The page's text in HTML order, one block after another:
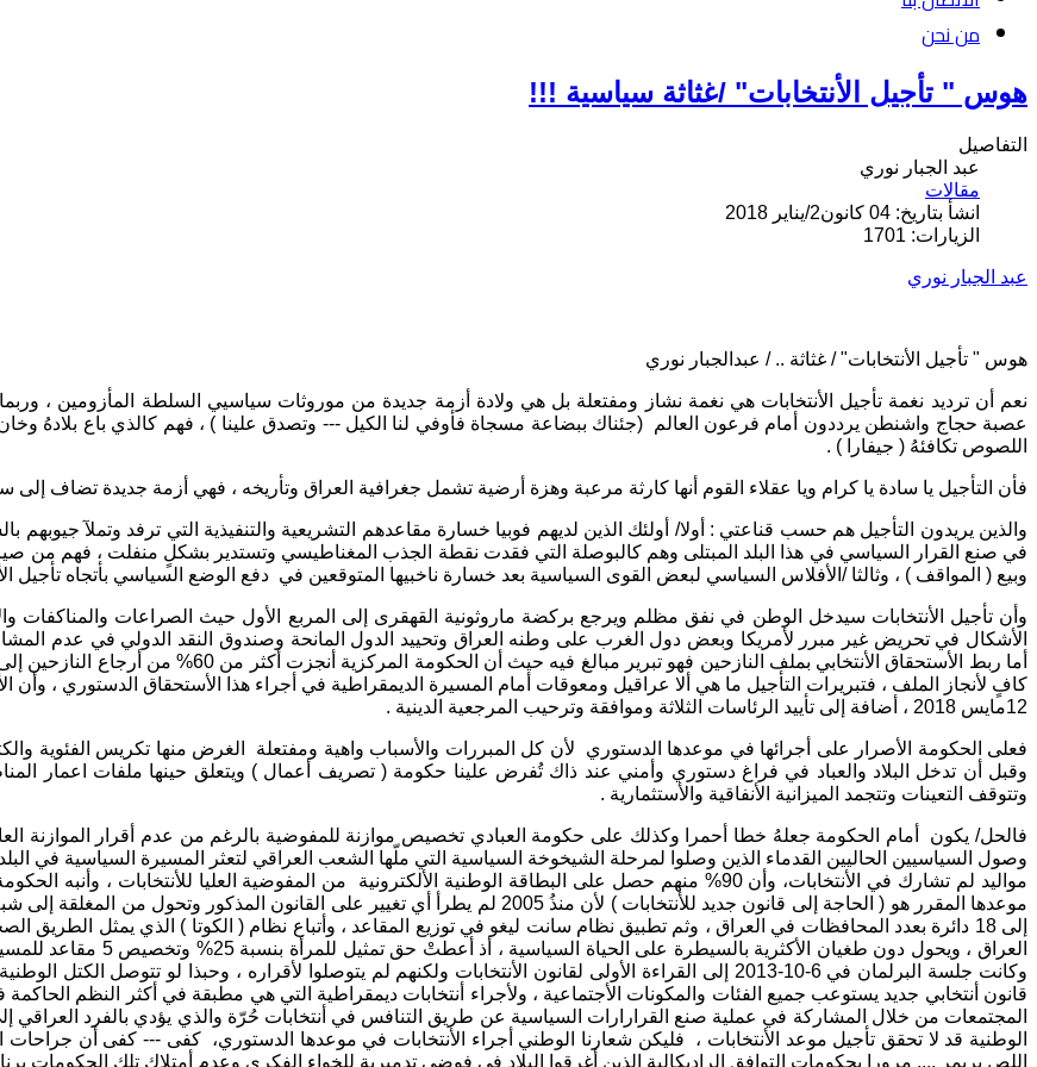
من نحن
هوس " تأجيل الأنتخابات" /غثاثة سياسية !!!
التفاصيل
عبد الجبار نوري
مقالات
انشأ بتاريخ: 04 كانون2/يناير 2018
الزيارات: 1701
عبد الجبار نوري
هوس " تأجيل الأنتخابات" / غثاثة .. / عبدالجبار نوري
نعم أن ترديد نغمة تأجيل الأنتخابات هي نغمة نشاز ومفتعلة بل هي ولادة أزمة جديدة من موروثات سياسيي السلطة المأزومين ،
عصبة حجاج واشنطن يرددون أمام فرعون العالم (جئناك ببضاعة مسجاة فأوفي لنا الكيل --- وتصدق علينا ) ، فهم كالذي باع بلادهُ
اللصوص تكافئهُ ( جيفارا ) .
فأن التأجيل يا سادة يا كرام ويا عقلاء القوم أنها كارثة مرعبة وهزة أرضية تشمل جغرافية العراق وتأريخه ، فهي أزمة جديدة تضاف
والذين يريدون التأجيل هم حسب قناعتي : أولا/ أولئك الذين لديهم فوبيا خسارة مقاعدهم التشريعية والتنفيذية التي ترفد وتملآ
في صنع القرار السياسي في هذا البلد المبتلى وهم كالبوصلة التي فقدت نقطة الجذب المغناطيسي وتستدير بشكلٍ منفلت ، فهم من
وبيع ( المواقف ) ، وثالثا /الأفلاس السياسي لبعض القوى السياسية بعد خسارة ناخبيها المتوقعين في دفع الوضع السياسي بأتجاه
وأن تأجيل الأنتخابات سيدخل الوطن في نفق مظلم ويرجع بركضة ماروثونية القهقرى إلى المربع الأول حيث الصراعات والمناكفات
الأشكال في تحريض غير مبرر لأمريكا وبعض دول الغرب على وطنه العراق وتحييد الدول المانحة وصندوق النقد الدولي في عدم
أما ربط الأستحقاق الأنتخابي بملف النازحين فهو
كافٍ لأنجاز الملف ، فتبريرات التأجيل ما هي ألا عراقيل ومعوقات أمام المسيرة الديمقراطية في أجراء هذا الأستحقاق الدستوري ،
12مايس 2018 ، أضافة إلى تأييد الرئاسات الثلاثة وموافقة وترحيب المرجعية الدينية .
فعلى الحكومة الأصرار على أجرائها في موعدها الدستوري لأن كل المبررات والأسباب واهية ومفتعلة الغرض منها تكريس الفئوية
وقبل أن تدخل البلاد والعباد في فراغ دستوري وأمني عند ذاك تُفرض علينا حكومة ( تصريف أعمال ) ويتعلق حينها ملفات اعمار
وتتوقف التعينات وتتجمد الميزانية الأنفاقية والأستثمارية .
فالحل/ يكون أمام الحكومة جعلهُ خطا أحمرا وكذلك على حكومة العبادي تخصيص موازنة للمفوضية بالرغم من عدم أقرار الموازنة
وصول السياسيين الحاليين القدماء الذين وصلوا لمرحلة الشيخوخة السياسية التي ملّها الشعب العراقي لتعثر المسيرة السياسية
مواليد لم تشارك في الأنتخابات، وأن 90% منهم حصل على البطاقة الوطنية الألكترونية من المفوضية العليا
إلى 18 دائرة بعدد المحافظات في العراق ، وثم تطبيق نظام سانت ليغو في توزيع المقاعد ، وأتباع نظام ( الكوتا ) الذي يمثل
العراق ، ويحول دون طغيان
وكانت جلسة البرلمان في 6-10-2013 إلى القراءة الأولى لقانون الأنتخابات ولكنهم لم يتوصلوا لأقراره ، وحبذا
قانون أنتخابي جديد يستوعب جميع الفئات والمكونات الأجتماعية ، ولأجراء أنتخابات ديمقراطية التي هي مطبقة في أكثر النظم
المجتمعات من خلال المشاركة في عملية صنع القرارارات السياسية عن طريق التنافس في أنتخابات حُرّة والذي يؤدي بالفرد العراقي
الوطنية قد لا تحقق تأجيل موعد الأنتخابات ، فليكن شعارنا الوطني أجراء الأنتخابات في موعدها الدستوري، كفى --- كفى أن
اللص بريمر .... مرورا بحكومات التوافق الراديكالية الذين أغرقوا البلاد في فوضى تدميرية للخواء الفكري وعدم أمتلاك تلك